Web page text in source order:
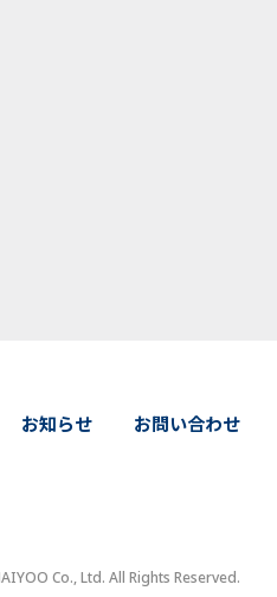
お知らせ お問い合わせ
Co., Ltd. All Rights Reserved.